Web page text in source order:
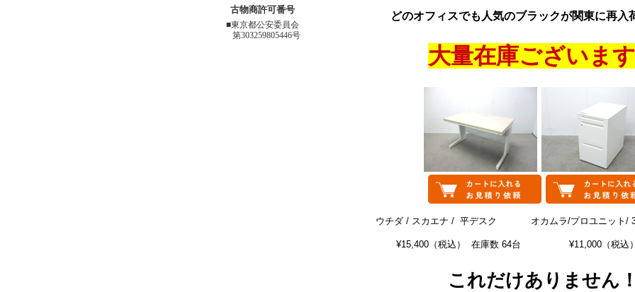
どのオフィスでも人気のブラックが関東に再入
大量在庫ございま
ウチダ / スカエナ / 平デスク オカムラ/プロユニット/
¥15,400（税込） 在庫数 64台 ¥11,000（税込）
これだけありません
古物商許可番号
■東京都公安委員会
第303259805446号